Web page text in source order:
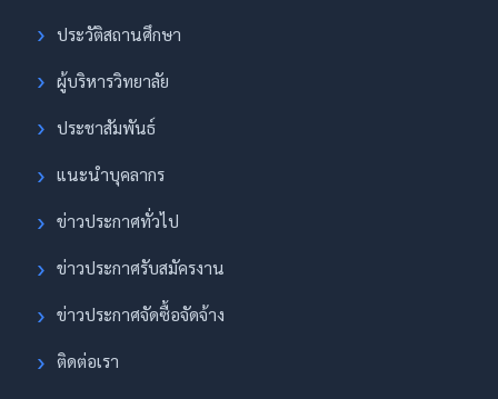
ประวัติสถานศึกษา
ผู้บริหารวิทยาลัย
ประชาสัมพันธ์
แนะนำบุคลากร
ข่าวประกาศทั่วไป
ข่าวประกาศรับสมัครงาน
ข่าวประกาศจัดซื้อจัดจ้าง
ติดต่อเรา